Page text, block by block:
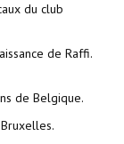
du club
de Raffi.
de Belgique.